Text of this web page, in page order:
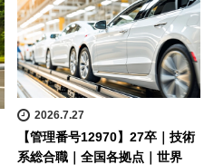
2026.7.27
【管理番号12970】27卒｜技術
系総合職｜全国各拠点｜世界